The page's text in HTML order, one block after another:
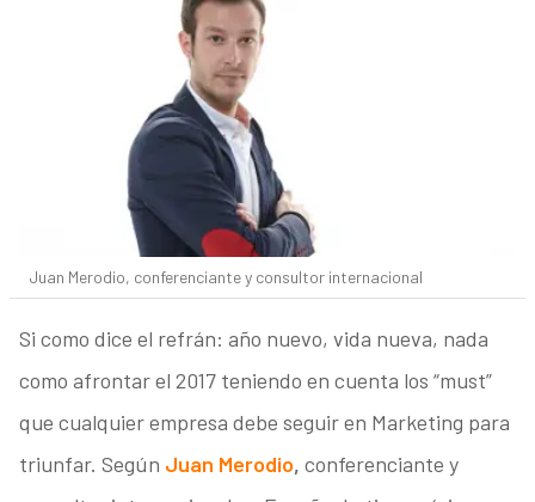
Juan Merodio, conferenciante y consultor internacional
Si como dice el refrán: año nuevo, vida nueva, nada
como afrontar el 2017 teniendo en cuenta los “must”
que cualquier empresa debe seguir en Marketing para
triunfar. Según Juan Merodio, conferenciante y